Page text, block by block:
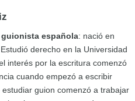
guionista española: nació en
derecho en la Universidad
interés por la escritura comenzó
cuando empezó a escribir
guion comenzó a trabajar